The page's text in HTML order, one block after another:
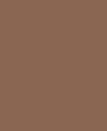
değişim süreci